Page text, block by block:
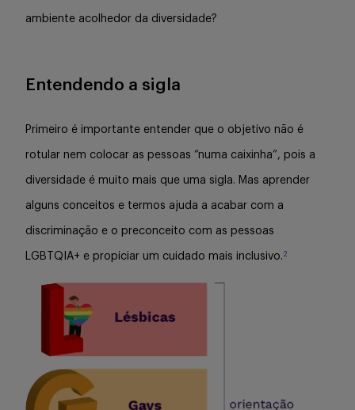
ambiente acolhedor da diversidade?
Entendendo a sigla
Primeiro é importante entender que o objetivo não é
rotular nem colocar as pessoas “numa caixinha”, pois a
diversidade é muito mais que uma sigla. Mas aprender
alguns conceitos e termos ajuda a acabar com a
discriminação e o preconceito com as pessoas
LGBTQIA+ e propiciar um cuidado mais inclusivo. 2